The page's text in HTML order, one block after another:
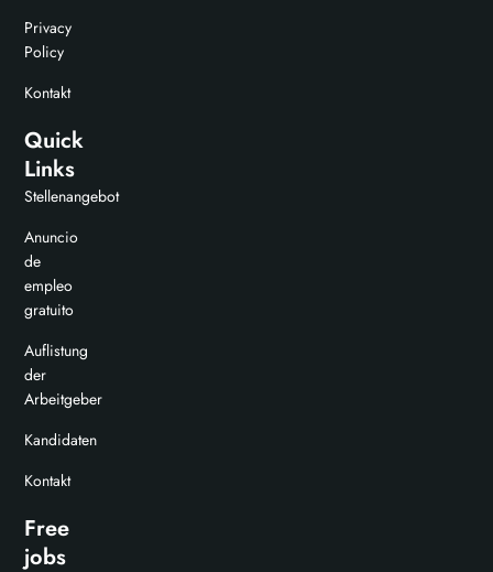
Privacy
Policy
Kontakt
Quick
Links
Stellenangebot
Anuncio
de
empleo
gratuito
Auflistung
der
Arbeitgeber
Kandidaten
Kontakt
Free
jobs